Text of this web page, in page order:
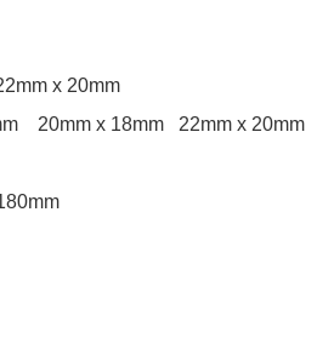
x 20mm
20mm x 18mm   22mm x 20mm